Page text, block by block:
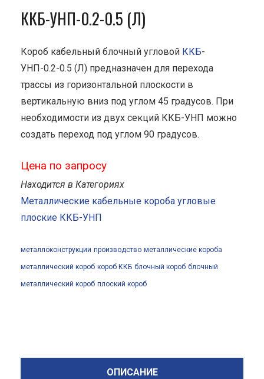
ККБ-УНП-0.2-0.5 (Л)
Короб кабельный блочный угловой ККБ-
УНП-0.2-0.5 (Л) предназначен для перехода
трассы из горизонтальной плоскости в
вертикальную вниз под углом 45 градусов. При
необходимости из двух секций ККБ-УНП можно
создать переход под углом 90 градусов.
Цена по запросу
Находится в Категориях
Металлические кабельные короба угловые
плоские ККБ-УНП
металлоконструкции производство металлические короба
металлический короб короб ККБ блочный короб блочный
металлический короб плоский короб
ОПИСАНИЕ